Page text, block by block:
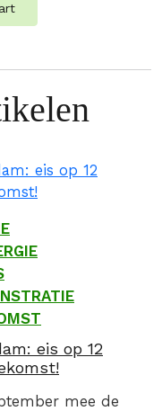
eis op 12
mee de